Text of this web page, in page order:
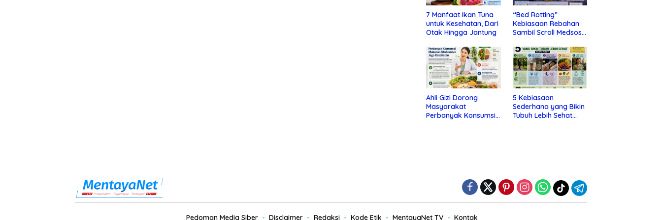
7 Manfaat Ikan Tuna
untuk Kesehatan, Dari
Otak Hingga Jantung
“Bed Rotting”
Kebiasaan Rebahan
Sambil Scroll Medsos
Depresi
Ahli Gizi Dorong
Masyarakat
Perbanyak Konsumsi
5 Kebiasaan
Sederhana yang Bikin
Tubuh Lebih Sehat
Pedoman Media Siber Disclaimer Redaksi Kode Etik MentayaNet TV Kontak